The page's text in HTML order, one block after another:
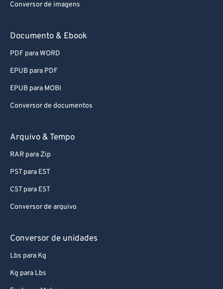
Conversor de imagens
Documento & Ebook
PDF para WORD
EPUB para PDF
EPUB para MOBI
Conversor de documentos
Arquivo & Tempo
RAR para Zip
PST para EST
CST para EST
Conversor de arquivo
Conversor de unidades
Lbs para Kg
Kg para Lbs